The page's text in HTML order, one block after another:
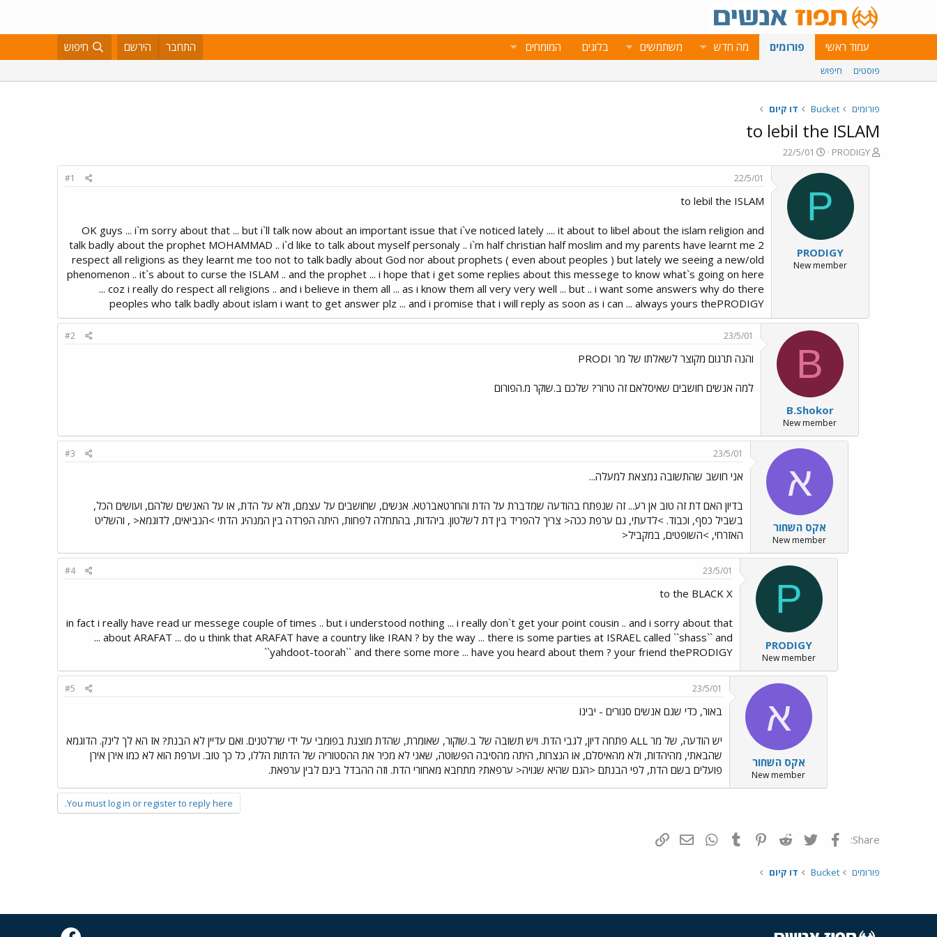
עמוד ראשי פורומים מה חדש משתמשים בלוגים המומחים התחבר הירשם חיפוש
פוסטים חיפוש
פורומים Bucket דו קיום
to lebil the ISLAM
פ
ו
PRODIGY
פ
ו
ר
ב
א
ר
י
22/5/01
P
PRODIGY
New member
22/5/01
#1
to lebil the ISLAM
OK guys ... i`m sorry about that ... but i`ll talk now about an important issue that i`ve noticed lately .... it about to libel about the islam religion and
talk badly about the prophet MOHAMMAD .. i`d like to talk about myself personaly .. i`m half christian half moslim and my parents have learnt me 2
respect all religions as they learnt me too not to talk badly about God nor about prophets ( even about peoples ) but lately we seeing a new/old
phenomenon .. it`s about to curse the ISLAM .. and the prophet ... i hope that i get some replies about this messege to know what`s going on here
... coz i really do respect all religions .. and i believe in them all ... as i know them all very very well ... but .. i want some answers why do there
peoples who talk badly about islam i want to get answer plz ... and i promise that i will reply as soon as i can ... always yours thePRODIGY
B
B.Shokor
New member
23/5/01
#2
והנה תרגום מקוצר לשאלתו של מר PRODI
למה אנשים חושבים שאיסלאם זה טרור? שלכם ב.שוקר מ.הפורום
א
אקס השחור
New member
23/5/01
#3
אני חושב שהתשובה נמצאת למעלה...
בדיון האם דת זה טוב אן רע... זה שנפתח בהודעה שמדברת על הדת והחרטאברטא. אנשים, שחושבים על עצמם, ולא על הדת, או על האנשים שלהם, ועושים הכל,
בשביל כסף, וכבוד. >לדעתי, גם ערפת ככה< צריך להפריד בין דת לשלטון. ביהדות, בהתחלה לפחות, היתה הפרדה בין המנהיג הדתי >הנביאים, לדוגמא< , והשליט
האזרחי, >השופטים, במקביל<
P
PRODIGY
New member
23/5/01
#4
to the BLACK X
in fact i really have read ur messege couple of times .. but i understood nothing ... i really don`t get your point cousin .. and i sorry about that
... about ARAFAT ... do u think that ARAFAT have a country like IRAN ? by the way ... there is some parties at ISRAEL called ``shass`` and
``yahdoot-toorah`` and there some more ... have you heard about them ? your friend thePRODIGY
א
אקס השחור
New member
23/5/01
#5
באור, כדי שגם אנשים סגורים - יבינו
יש הודעה, של מר ALL פתחה דיון, לגבי הדת. ויש תשובה של ב.שוקור, שאומרת, שהדת מוצגת בפומבי על ידי שרלטנים. ואם עדיין לא הבנת? אז הא לך לינק. הדוגמא
שהבאתי, מהיהדות, ולא מהאיסלם, או הנצרות, היתה מהסיבה הפשוטה, שאני לא מכיר את ההסטוריה של הדתות הללו, כל כך טוב. וערפת הוא לא כמו אירן אירן
פועלים בשם הדת, לפי הבנתם <הגם שהיא שגויה< ערפאת? מתחבא מאחורי הדת. וזה ההבדל בינם לבין ערפאת.
You must log in or register to reply here.
Share: פייסבוק Twitter
Reddit
Pinterest
Tumblr
WhatsAppדואר אלקטרוני
פורומים Bucket דו קיום